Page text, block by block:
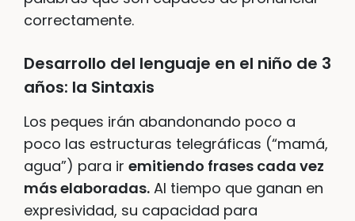
correctamente.
Desarrollo del lenguaje en el niño de 3
años: la Sintaxis
Los peques irán abandonando poco a
poco las estructuras telegráficas (“mamá,
agua”) para ir emitiendo frases cada vez
más elaboradas. Al tiempo que ganan en
expresividad, su capacidad para